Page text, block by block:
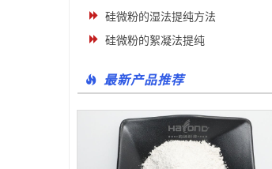
硅微粉的湿法提纯方法
硅微粉的絮凝法提纯
最新产品推荐